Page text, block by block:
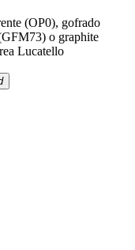
(OP0), gofrado
o graphite
Lucatello